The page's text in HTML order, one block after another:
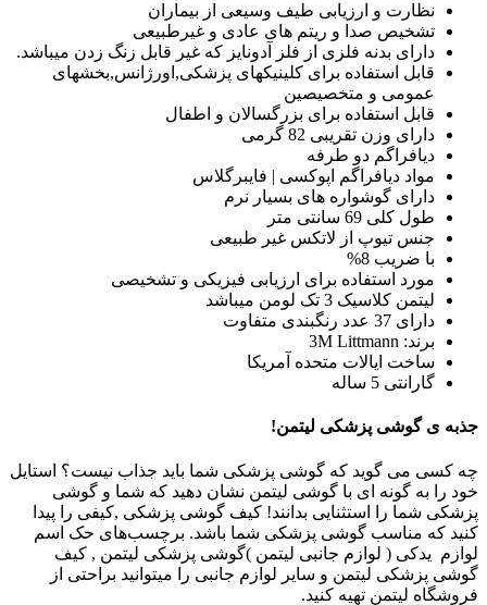
نظارت و ارزیابی طیف وسیعی از بیماران
تشخیص صدا و ریتم های عادی و غیرطبیعی
دارای بدنه فلزی از فلز آدونایز که غیر قابل زنگ زدن میباشد.
قابل استفاده برای کلینیکهای پزشکی,اورژانس,بخشهای
عمومی و متخصیصین
قابل استفاده برای بزرگسالان و اطفال
دارای وزن تقریبی 82 گرمی
دیافراگم دو طرفه
مواد دیافراگم اپوکسی | فایبرگلاس
دارای گوشواره های بسیار نرم
طول کلی 69 سانتی متر
جنس تیوپ از لاتکس غیر طبیعی
با ضریب 8%
مورد استفاده برای ارزیابی فیزیکی و تشخیصی
لیتمن کلاسیک 3 تک لومن میباشد
دارای 37 عدد رنگبندی متفاوت
برند: 3M Littmann
ساخت ایالات متحده آمریکا
گارانتی 5 ساله
جذبه ی گوشی پزشکی لیتمن!
چه کسی می گوید که گوشی پزشکی شما باید جذاب نیست؟ استایل
خود را به گونه ای با گوشی لیتمن نشان دهید که شما و گوشی
پزشکی شما را استثنایی بدانند! کیف گوشی پزشکی ,کیفی را پیدا
کنید که مناسب گوشی پزشکی شما باشد. برچسب‌های حک اسم
لوازم یدکی ( لوازم جانبی لیتمن )گوشی پزشکی لیتمن , کیف
گوشی پزشکی لیتمن و سایر لوازم جانبی را میتوانید براحتی از
فروشگاه لیتمن تهیه کنید.